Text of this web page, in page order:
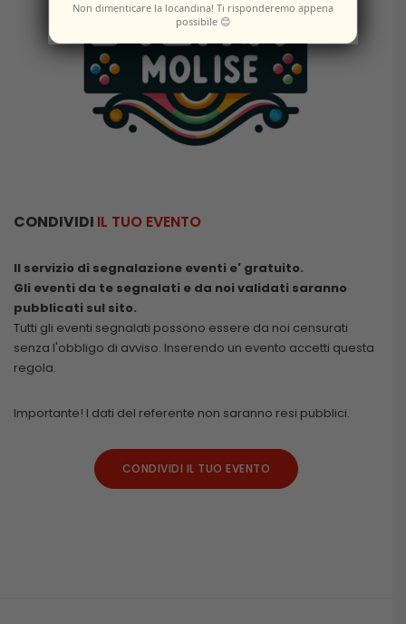
CONDIVIDI IL TUO EVENTO
Il servizio di segnalazione eventi e' gratuito.
Gli eventi da te segnalati e da noi validati saranno
pubblicati sul sito.
Tutti gli eventi segnalati possono essere da noi censurati
senza l'obbligo di avviso. Inserendo un evento accetti questa
regola.
Importante! I dati del referente non saranno resi pubblici.
CONDIVIDI IL TUO EVENTO
Non dimenticare la locandina! Ti risponderemo appena
possibile 😊